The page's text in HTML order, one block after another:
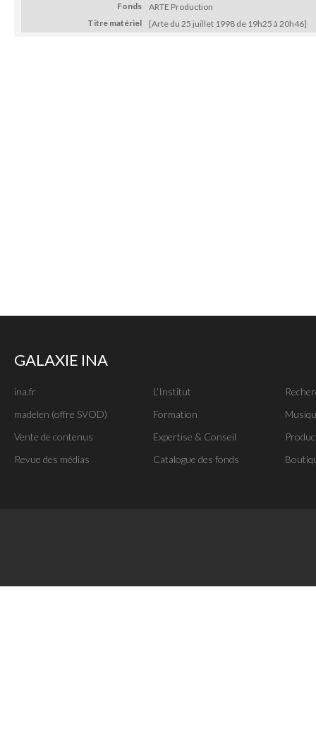
Fonds
ARTE Production
Titre matériel
[Arte du 25 juillet 1998 de 19h25 à 20h46]
GALAXIE INA
ina.fr
madelen (offre SVOD)
Vente de contenus
Revue des médias
L’Institut
Formation
Expertise & Conseil
Catalogue des fonds